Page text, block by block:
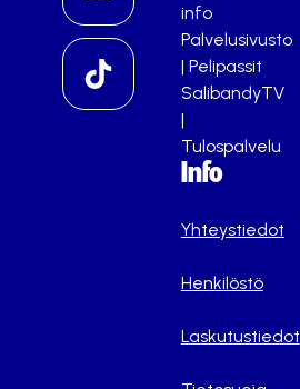
info
Palvelusivusto
| Pelipassit
SalibandyTV
|
Tulospalvelu
Info
Yhteystiedot
Henkilöstö
Laskutustiedot